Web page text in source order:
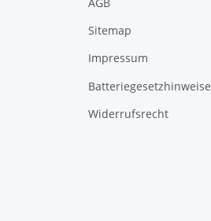
Sitemap
Impressum
Batteriegesetzhinweise
Widerrufsrecht